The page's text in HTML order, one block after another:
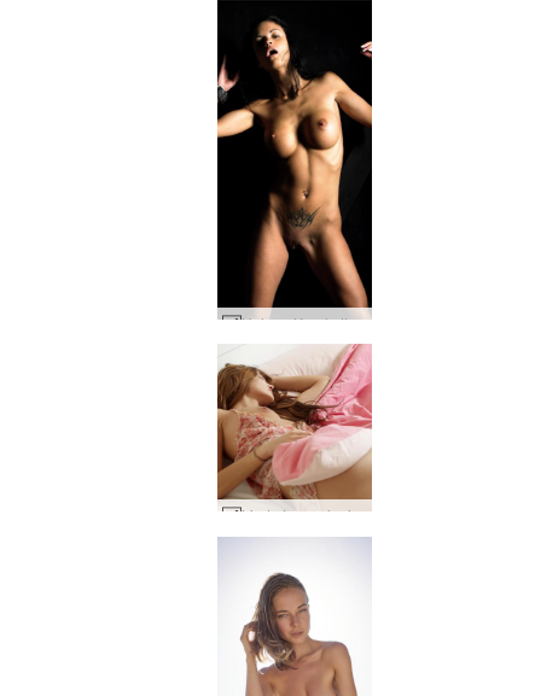
Helena Karel attachée #43
Linda L. au réveil #4